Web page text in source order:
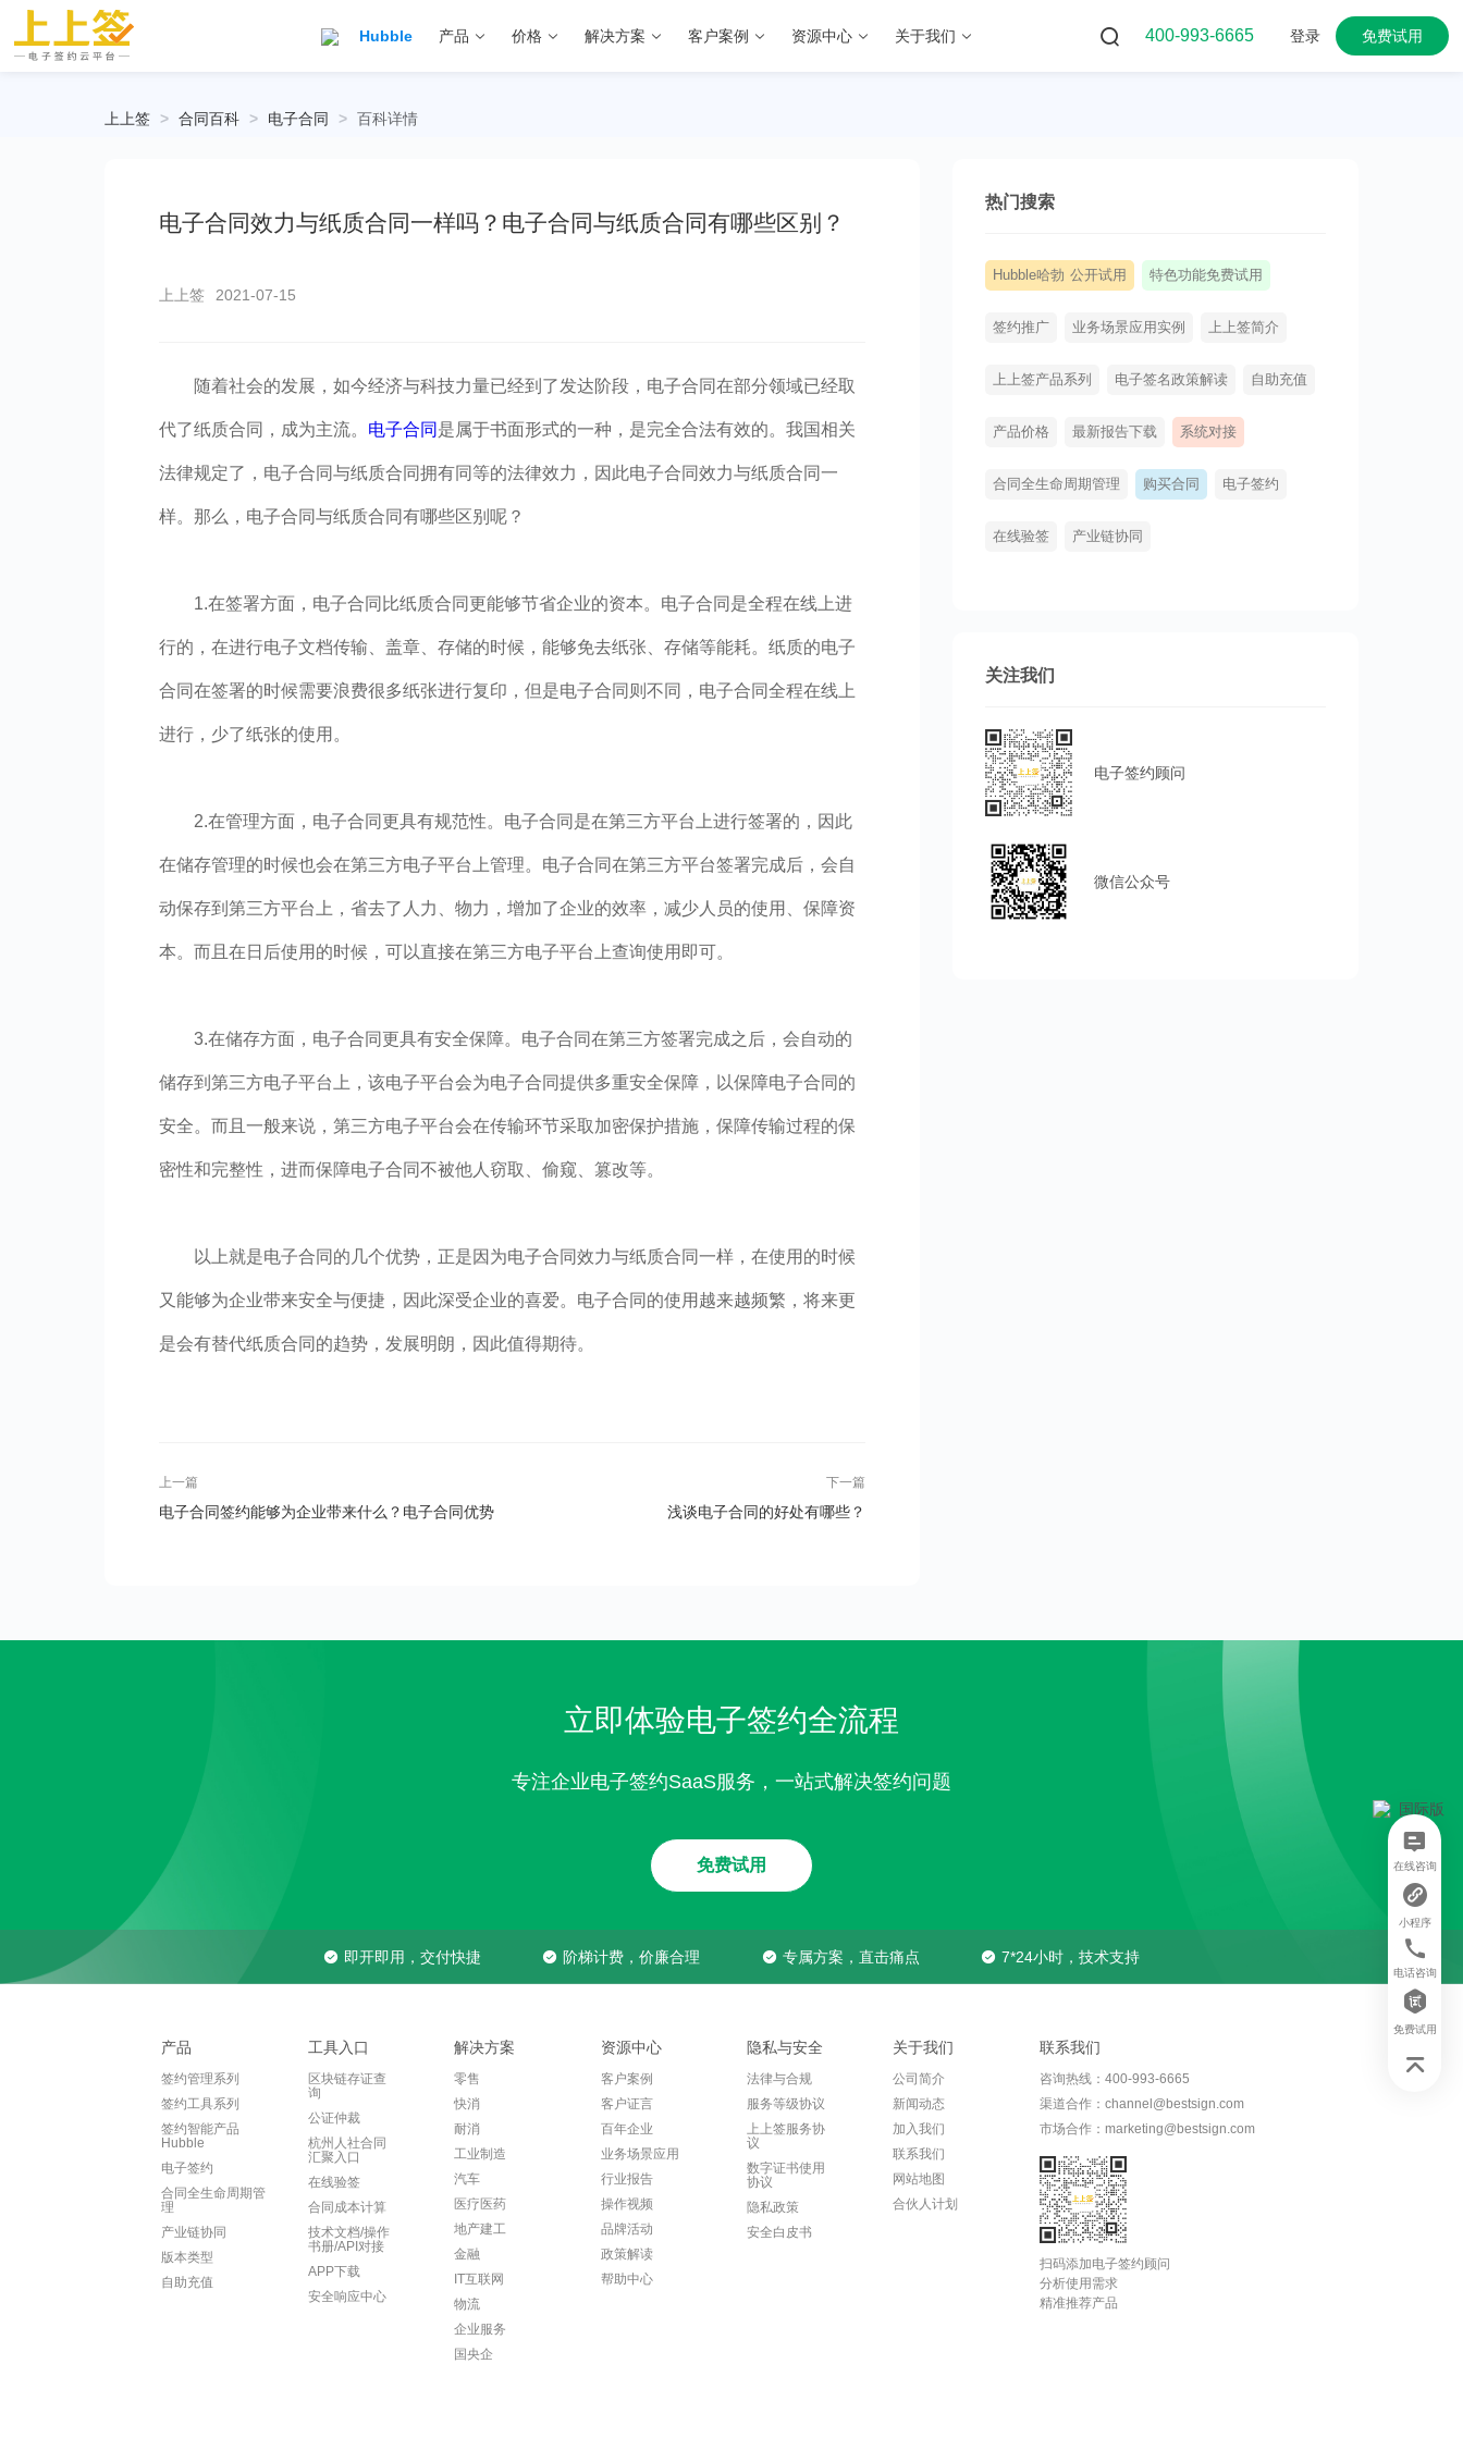
Hubble 产品 价格 解决方案 客户案例 资源中心 关于我们 400-993-6665 登录 免费试用
上上签 > 合同百科 > 电子合同 > 百科详情
电子合同效力与纸质合同一样吗？电子合同与纸质合同有哪些区别？
上上签 2021-07-15
随着社会的发展，如今经济与科技力量已经到了发达阶段，电子合同在部分领域已经取
代了纸质合同，成为主流。 电子合同 是属于书面形式的一种，是完全合法有效的。我国相关
法律规定了，电子合同与纸质合同拥有同等的法律效力，因此电子合同效力与纸质合同一
样。那么，电子合同与纸质合同有哪些区别呢？
1.在签署方面，电子合同比纸质合同更能够节省企业的资本。电子合同是全程在线上进
行的，在进行电子文档传输、盖章、存储的时候，能够免去纸张、存储等能耗。纸质的电子
合同在签署的时候需要浪费很多纸张进行复印，但是电子合同则不同，电子合同全程在线上
进行，少了纸张的使用。
2.在管理方面，电子合同更具有规范性。电子合同是在第三方平台上进行签署的，因此
在储存管理的时候也会在第三方电子平台上管理。电子合同在第三方平台签署完成后，会自
动保存到第三方平台上，省去了人力、物力，增加了企业的效率，减少人员的使用、保障资
本。而且在日后使用的时候，可以直接在第三方电子平台上查询使用即可。
3.在储存方面，电子合同更具有安全保障。电子合同在第三方签署完成之后，会自动的
储存到第三方电子平台上，该电子平台会为电子合同提供多重安全保障，以保障电子合同的
安全。而且一般来说，第三方电子平台会在传输环节采取加密保护措施，保障传输过程的保
密性和完整性，进而保障电子合同不被他人窃取、偷窥、篡改等。
以上就是电子合同的几个优势，正是因为电子合同效力与纸质合同一样，在使用的时候
又能够为企业带来安全与便捷，因此深受企业的喜爱。电子合同的使用越来越频繁，将来更
是会有替代纸质合同的趋势，发展明朗，因此值得期待。
上一篇
电子合同签约能够为企业带来什么？电子合同优势
下一篇
浅谈电子合同的好处有哪些？
热门搜索
Hubble哈勃 公开试用 特色功能免费试用
签约推广 业务场景应用实例 上上签简介
上上签产品系列 电子签名政策解读 自助充值
产品价格 最新报告下载 系统对接
合同全生命周期管理 购买合同 电子签约
在线验签 产业链协同
关注我们
电子签约顾问
微信公众号
立即体验电子签约全流程
专注企业电子签约SaaS服务，一站式解决签约问题
免费试用
即开即用，交付快捷 阶梯计费，价廉合理 专属方案，直击痛点 7*24小时，技术支持
产品
签约管理系列
签约工具系列
签约智能产品
Hubble
电子签约
合同全生命周期管
理
产业链协同
版本类型
自助充值
工具入口
区块链存证查
询
公证仲裁
杭州人社合同
汇聚入口
在线验签
合同成本计算
技术文档/操作
书册/API对接
APP下载
安全响应中心
解决方案
零售
快消
耐消
工业制造
汽车
医疗医药
地产建工
金融
IT互联网
物流
企业服务
国央企
资源中心
客户案例
客户证言
百年企业
业务场景应用
行业报告
操作视频
品牌活动
政策解读
帮助中心
隐私与安全
法律与合规
服务等级协议
上上签服务协
议
数字证书使用
协议
隐私政策
安全白皮书
关于我们
公司简介
新闻动态
加入我们
联系我们
网站地图
合伙人计划
联系我们
咨询热线：400-993-6665
渠道合作：channel@bestsign.com
市场合作：marketing@bestsign.com
扫码添加电子签约顾问
分析使用需求
精准推荐产品
在线咨询
小程序
电话咨询
免费试用